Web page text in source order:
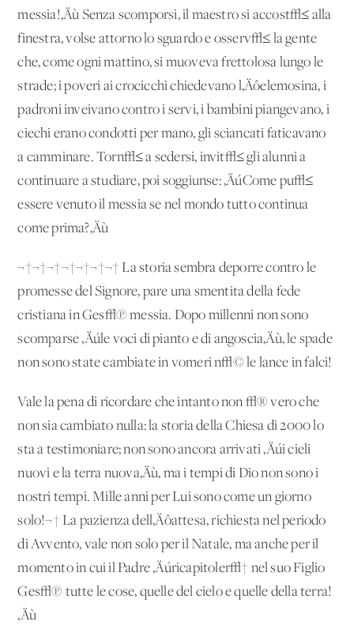
messia!‚Äù Senza scomporsi, il maestro si accost√≤ alla
finestra, volse attorno lo sguardo e osserv√≤ la gente
che, come ogni mattino, si muoveva frettolosa lungo le
strade; i poveri ai crocicchi chiedevano l‚Äôelemosina, i
padroni inveivano contro i servi, i bambini piangevano, i
ciechi erano condotti per mano, gli sciancati faticavano
a camminare. Torn√≤ a sedersi, invit√≤ gli alunni a
continuare a studiare, poi soggiunse: ‚ÄúCome pu√≤
essere venuto il messia se nel mondo tutto continua
come prima?‚Äù
¬†¬†¬†¬†¬†¬†¬† La storia sembra deporre contro le
promesse del Signore, pare una smentita della fede
cristiana in Ges√π messia. Dopo millenni non sono
scomparse ‚Äúle voci di pianto e di angoscia‚Äù, le spade
non sono state cambiate in vomeri n√© le lance in falci!
Vale la pena di ricordare che intanto non √® vero che
non sia cambiato nulla: la storia della Chiesa di 2000 lo
sta a testimoniare; non sono ancora arrivati ‚Äúi cieli
nuovi e la terra nuova‚Äù, ma i tempi di Dio non sono i
nostri tempi. Mille anni per Lui sono come un giorno
solo!¬† La pazienza dell‚Äôattesa, richiesta nel periodo
di Avvento, vale non solo per il Natale, ma anche per il
momento in cui il Padre ‚Äúricapitoler√† nel suo Figlio
Ges√π tutte le cose, quelle del cielo e quelle della terra!
‚Äù